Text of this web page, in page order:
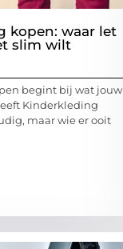
kopen: waar let
slim wilt
begint bij wat jouw
Kinderkleding
maar wie er ooit